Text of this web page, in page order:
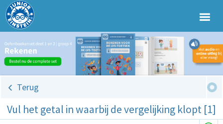
Terug
Vul het getal in waarbij de vergelijking klopt [1]